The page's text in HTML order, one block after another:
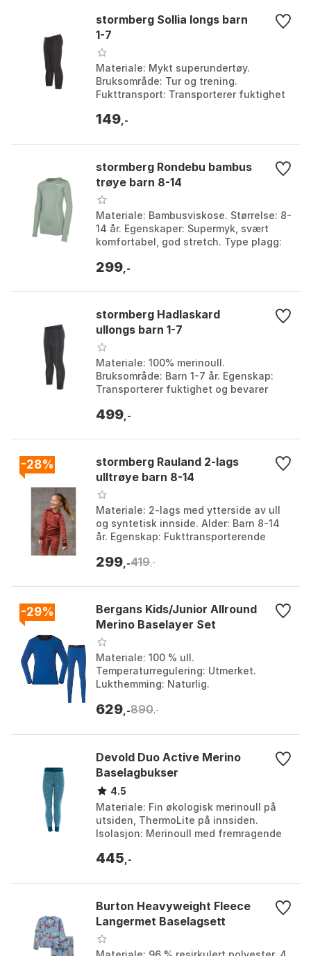
stormberg Sollia longs barn
1-7
Materiale: Mykt superundertøy.
Bruksområde: Tur og trening.
Fukttransport: Transporterer fuktighet
raskt. Farge: Farge. Størr...
149 ,-
stormberg Rondebu bambus
trøye barn 8-14
Materiale: Bambusviskose. Størrelse: 8-
14 år. Egenskaper: Supermyk, svært
komfortabel, god stretch. Type plagg:
Størrel...
299 ,-
stormberg Hadlaskard
ullongs barn 1-7
Materiale: 100% merinoull.
Bruksområde: Barn 1-7 år. Egenskap:
Transporterer fuktighet og bevarer
sertifikat krav. Farge:...
499 ,-
-28%
stormberg Rauland 2-lags
ulltrøye barn 8-14
Materiale: 2-lags med ytterside av ull
og syntetisk innside. Alder: Barn 8-14
år. Egenskap: Fukttransporterende
opplever kløe e...
299 ,-419 ,-
-29%
Bergans Kids/Junior Allround
Merino Baselayer Set
Materiale: 100 % ull.
Temperaturregulering: Utmerket.
Lukthemming: Naturlig.
Farge: Aqua lagoon/dark aqua lagoon,
629 ,-890 ,-
Devold Duo Active Merino
Baselagbukser
4.5
Materiale: Fin økologisk merinoull på
utsiden, ThermoLite på innsiden.
Isolasjon: Merinoull med fremragende
ThermoLite lag...
445 ,-
Burton Heavyweight Fleece
Langermet Baselagsett